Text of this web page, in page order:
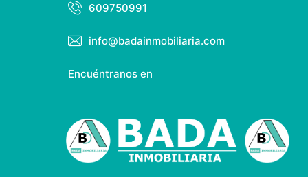
609750991
info@badainmobiliaria.com
Encuéntranos en